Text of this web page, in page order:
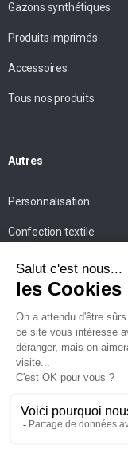
Gazons synthétiques
Produits imprimés
Accessoires
Tous nos produits
Autres
Personnalisation
Confection textile
Impression personnalisée
Mise en scène
Conseils
Contact